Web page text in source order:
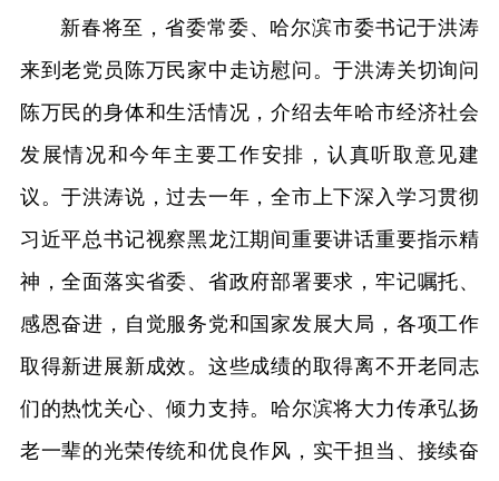
新春将至，省委常委、哈尔滨市委书记于洪涛
来到老党员陈万民家中走访慰问。于洪涛关切询问
陈万民的身体和生活情况，介绍去年哈市经济社会
发展情况和今年主要工作安排，认真听取意见建
议。于洪涛说，过去一年，全市上下深入学习贯彻
习近平总书记视察黑龙江期间重要讲话重要指示精
神，全面落实省委、省政府部署要求，牢记嘱托、
感恩奋进，自觉服务党和国家发展大局，各项工作
取得新进展新成效。这些成绩的取得离不开老同志
们的热忱关心、倾力支持。哈尔滨将大力传承弘扬
老一辈的光荣传统和优良作风，实干担当、接续奋